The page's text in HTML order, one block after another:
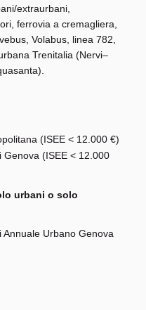
extraurbani,
ferrovia a cremagliera,
Volabus, linea 782,
Trenitalia (Nervi–
(ISEE < 12.000 €)
(ISEE < 12.000
urbani o solo
Urbano Genova